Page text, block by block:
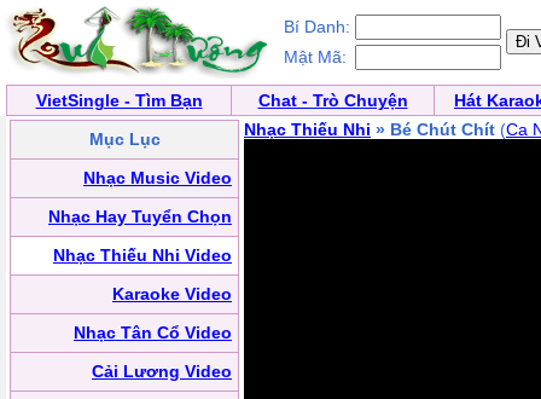
Bí Danh:
Mật Mã:
VietSingle - Tìm Bạn Chat - Trò Chuyện
Hát
Mục Lục
Nhạc Music Video
Nhạc Hay Tuyển Chọn
Nhạc Thiếu Nhi Video
Karaoke Video
Nhạc Tân Cổ Video
Cải Lương Video
Nhạc Thiếu Nhi » Bé Chút Chít (Ca